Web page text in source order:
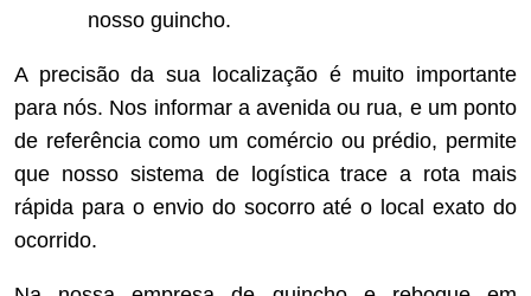
nosso guincho.
A precisão da sua localização é muito importante
para nós. Nos informar a avenida ou rua, e um ponto
de referência como um comércio ou prédio, permite
que nosso sistema de logística trace a rota mais
rápida para o envio do socorro até o local exato do
ocorrido.